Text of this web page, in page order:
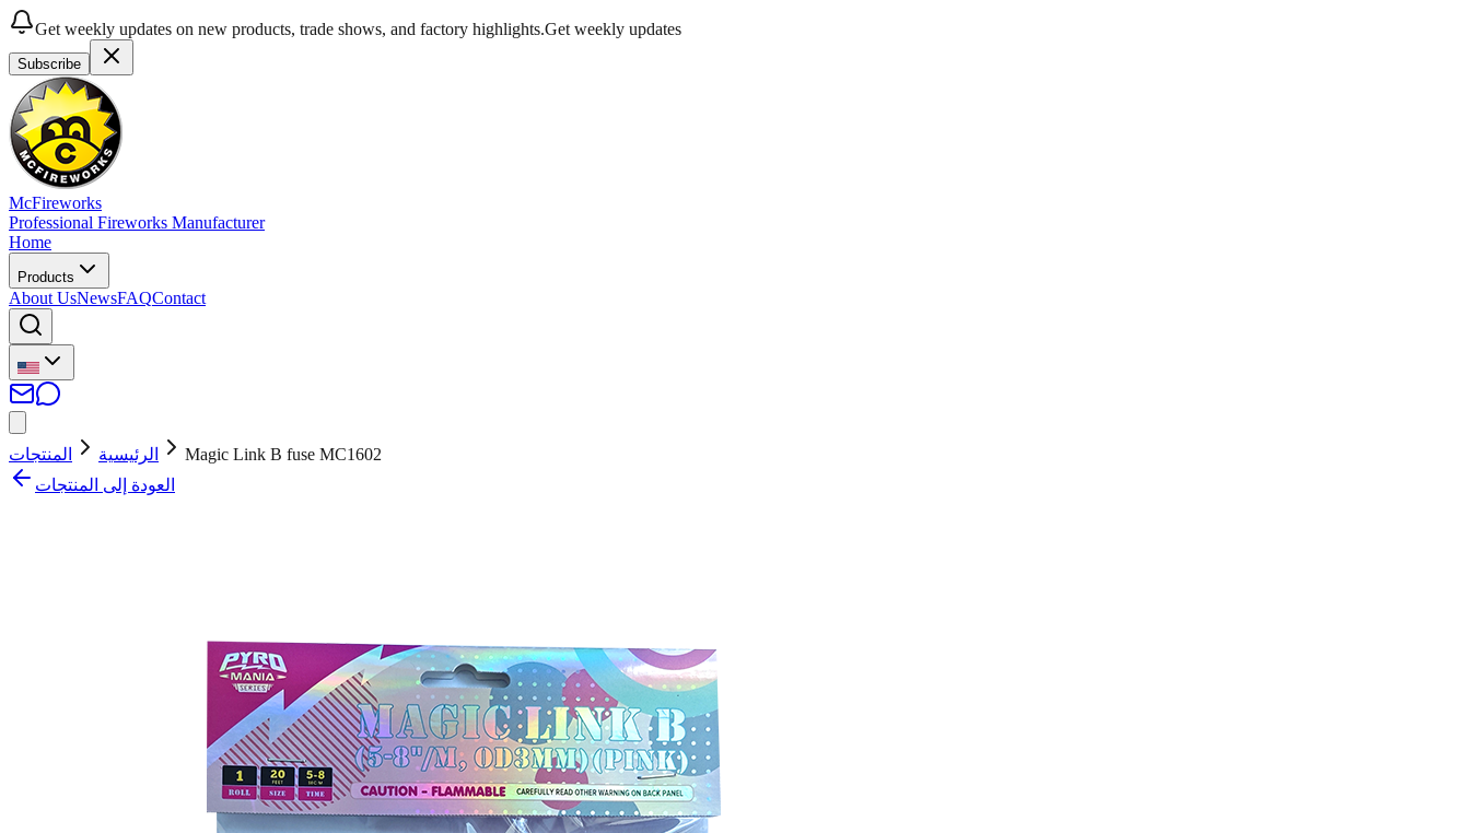
Get weekly updates on new products, trade shows, and factory highlights.Get weekly updates
Subscribe
McFireworks
Professional Fireworks Manufacturer
Home
Products
About UsNewsFAQContact
الرئيسية المنتجات
Magic Link B fuse MC1602
العودة إلى المنتجات